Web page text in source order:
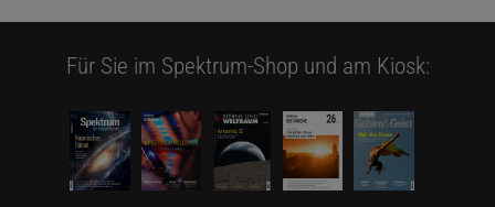
Für Sie im Spektrum-Shop und am Kiosk: